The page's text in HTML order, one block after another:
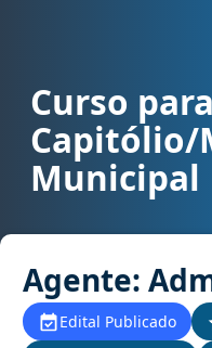
Curso para concurso
Curso
Capitólio/
Municipal
Agente:
Edital Publicado